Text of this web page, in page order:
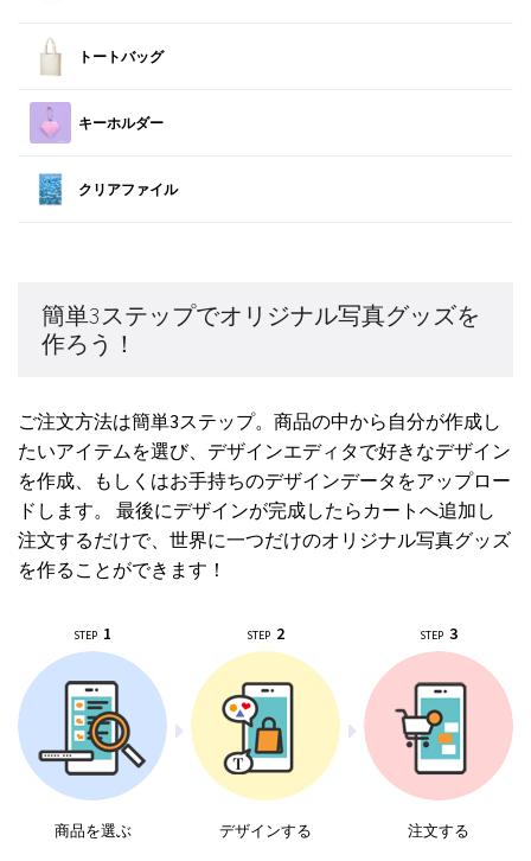
トートバッグ
キーホルダー
クリアファイル
簡単3ステップでオリジナル写真グッズを
作ろう！
ご注文方法は簡単3ステップ。商品の中から自分が作成し
たいアイテムを選び、デザインエディタで好きなデザイン
を作成、もしくはお手持ちのデザインデータをアップロー
ドします。 最後にデザインが完成したらカートへ追加し
注文するだけで、世界に一つだけのオリジナル写真グッズ
を作ることができます！
STEP 1
商品を選ぶ
STEP 2
デザインする
STEP 3
注文する